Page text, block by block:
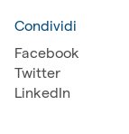
Condividi
Facebook
Twitter
LinkedIn